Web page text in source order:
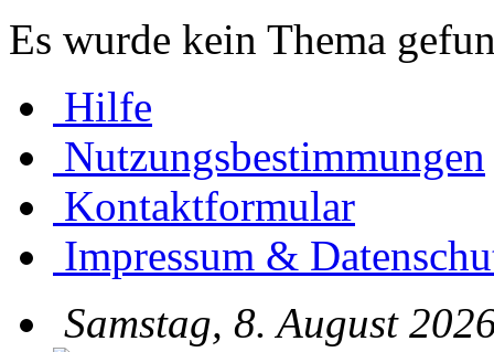
Es wurde kein Thema
Hilfe
Nutzungsbestimmungen
Kontaktformular
Impressum &
Samstag, 8. August